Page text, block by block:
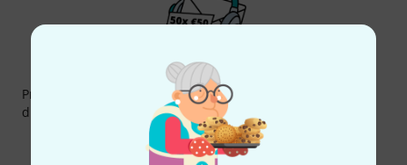
Thomann nyhetsbrev
Prenumererar på Thomanns Nyhetsbrev på engelska och
du kan med lite tur vinna en
50 kupong
Inspirerande inlägg
Erbjudanden
Thomann Insikter